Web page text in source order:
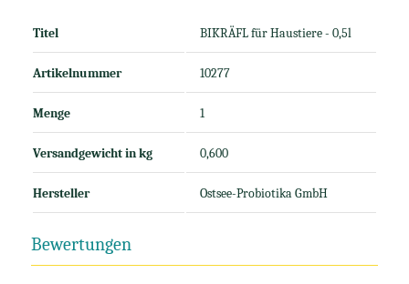
Titel BIKRÄFL für Haustiere - 0,5l
Artikelnummer 10277
Menge 1
Versandgewicht in kg 0,600
Hersteller Ostsee-Probiotika GmbH
Bewertungen